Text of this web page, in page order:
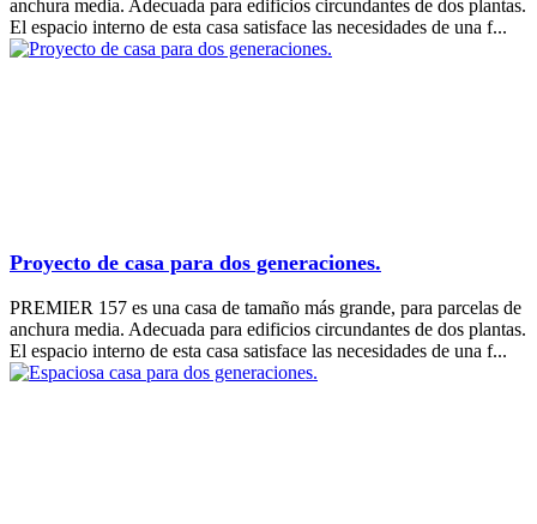
anchura media. Adecuada para edificios circundantes de dos plantas.
El espacio interno de esta casa satisface las necesidades de una f...
Proyecto de casa para dos generaciones.
PREMIER 157 es una casa de tamaño más grande, para parcelas de
anchura media. Adecuada para edificios circundantes de dos plantas.
El espacio interno de esta casa satisface las necesidades de una f...